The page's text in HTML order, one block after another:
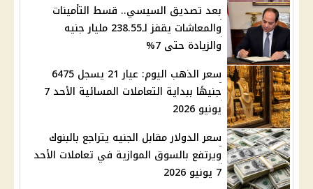
بعد تصديق السيسي.. قسط التأمينات
والمعاشات يقفز لـ238.55 مليار جنيه
والزيادة حتى 7%
سعر الذهب اليوم: عيار 21 يسجل 6475
جنيهًا ببداية التعاملات المسائية الأحد 7
يونيو 2026
سعر الدولار مقابل الجنيه يتراجع بالبنوك
ويرتفع بالسوق الموازية في تعاملات الأحد
7 يونيو 2026